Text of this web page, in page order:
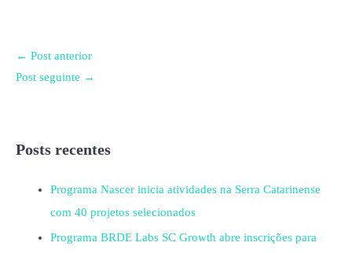
← Post anterior
Post seguinte →
Posts recentes
Programa Nascer inicia atividades na Serra Catarinense
com 40 projetos selecionados
Programa BRDE Labs SC Growth abre inscrições para